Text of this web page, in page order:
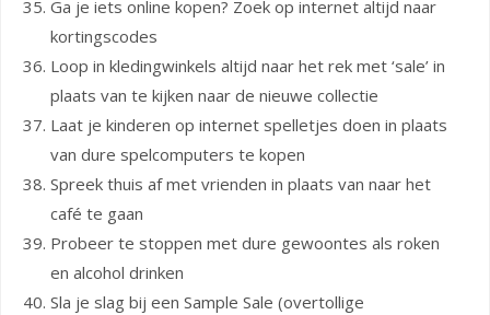
Ga je iets online kopen? Zoek op internet altijd naar
kortingscodes
Loop in kledingwinkels altijd naar het rek met ‘sale’ in
plaats van te kijken naar de nieuwe collectie
Laat je kinderen op internet spelletjes doen in plaats
van dure spelcomputers te kopen
Spreek thuis af met vrienden in plaats van naar het
café te gaan
Probeer te stoppen met dure gewoontes als roken
en alcohol drinken
Sla je slag bij een Sample Sale (overtollige